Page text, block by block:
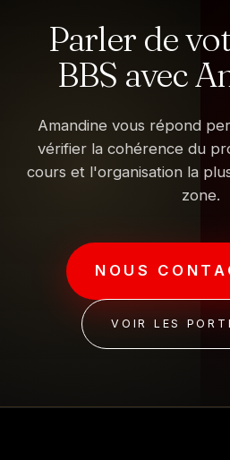
Parler de
BBS avec
Amandine vous répond
vérifier la cohérence du
cours et l'organisation la
zone.
NOUS
VOIR LES